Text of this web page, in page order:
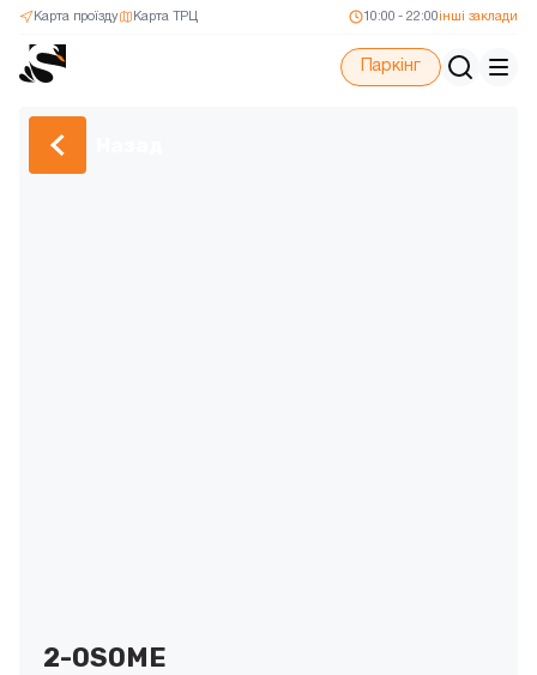
Карта ТРЦ
Карта проїзду 10:00 - 22:00 інші заклади
Паркінг
2-OSOME